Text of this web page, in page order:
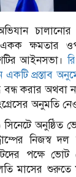
চালানোর
একক ক্ষমতার
আইনসভা।
একটি প্রস্তাব
বন্ধ করার
অনুমতি
অনুষ্ঠিত
নিজস্ব
পক্ষে ভোট
মাসের শুরুতে